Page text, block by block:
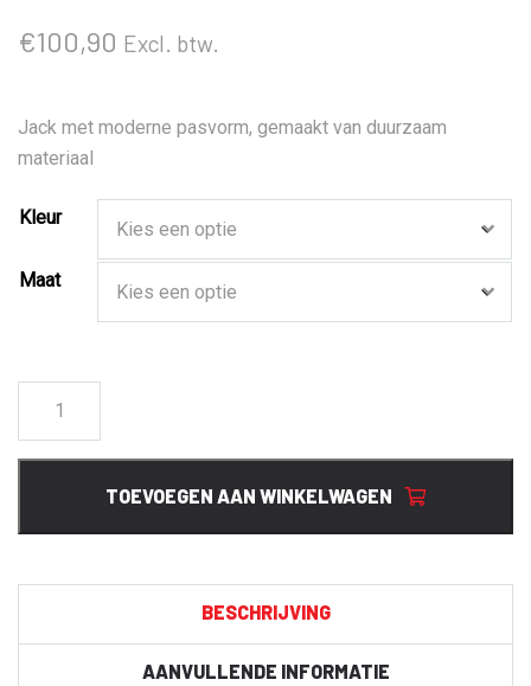
€100,90 Excl. btw.
Jack met moderne pasvorm, gemaakt van duurzaam
materiaal
Kleur
Maat
Green
Jack
TOEVOEGEN AAN WINKELWAGEN
BESCHRIJVING
AANVULLENDE INFORMATIE